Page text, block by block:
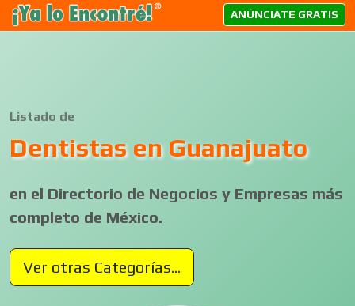
ANÚNCIATE GRATIS
Listado de
Dentistas en Guanajuato
en el Directorio de Negocios y Empresas más
completo de México.
Ver otras Categorías...